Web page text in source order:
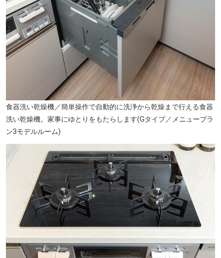
ひまわり幼稚園(徒歩9分・約710m)
食器洗い乾燥機／簡単操作で自動的に洗浄から乾燥まで行える食器
洗い乾燥機。家事にゆとりをもたらします(Gタイプ／メニュープラ
ン3モデルルーム)